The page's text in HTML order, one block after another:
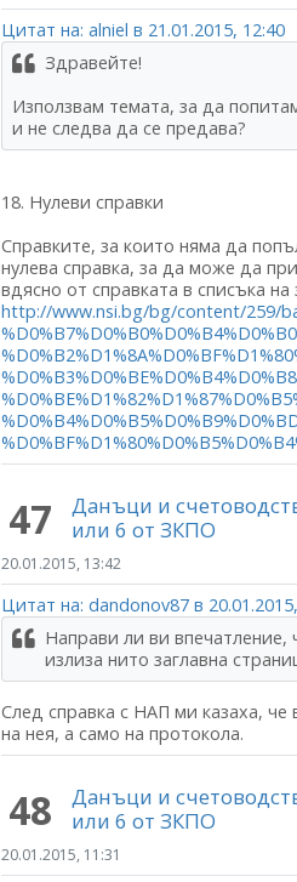
Цитат на: alniel в 21.01.2015, 12:40
Здравейте!
Използвам темата, за да
и не следва да се предава?
18. Нулеви справки
Справките, за които няма да
нулева справка, за да може да
вдясно от справката в списъка на
http://www.nsi.bg/bg/content/259/
47 Данъци и
или 6 от ЗКПО
20.01.2015, 13:42
Цитат на: dandonov87 в
Направи ли ви впечатление,
излиза нито заглавна
След справка с НАП ми казаха,
на нея, а само на протокола.
48 Данъци и
или 6 от ЗКПО
20.01.2015, 11:31